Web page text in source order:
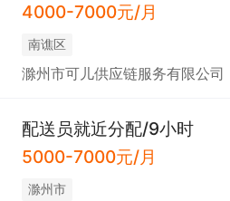
4000-7000元/月
南谯区
滁州市可儿供应链服务有限公司
配送员就近分配/9小时
5000-7000元/月
滁州市